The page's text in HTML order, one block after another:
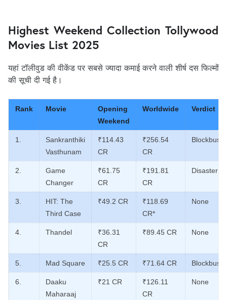
Highest Weekend Collection Tollywood
Movies List 2025
यहां टॉलीवुड की वीकेंड पर सबसे ज्यादा कमाई करने वाली शीर्ष दस फिल्मों
की सूची दी गई है।
Rank Movie
Opening
Weekend
Worldwide Verdict
1.
Sankranthiki
Vasthunam
₹114.43
CR
₹256.54
CR
2.
Game
Changer
₹61.75
CR
₹191.81
CR
Disaster
3.
HIT: The
Third Case
₹49.2 CR
₹118.69
CR*
None
4. Thandel
₹36.31
CR
₹89.45 CR None
5. Mad Square ₹25.5 CR ₹71.64 CR
6.
Daaku
Maharaaj
₹21 CR
₹126.11
CR
None